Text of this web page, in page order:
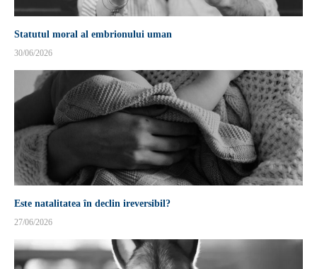
Statutul moral al embrionului uman
30/06/2026
Este natalitatea în declin ireversibil?
27/06/2026